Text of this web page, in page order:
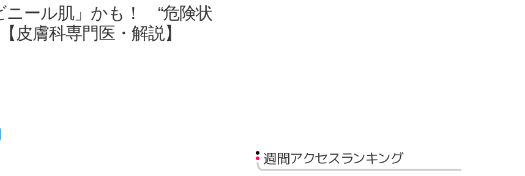
ニール肌」かも！ “危険状
皮膚科専門医・解説】
週間アクセスランキング